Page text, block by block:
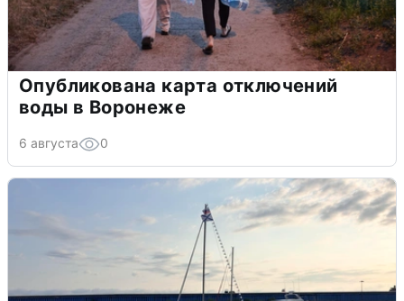
Опубликована карта отключений
воды в Воронеже
6 августа 0